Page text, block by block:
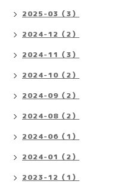
2025-03（3）
2024-12（2）
2024-11（3）
2024-10（2）
2024-09（2）
2024-08（2）
2024-06（1）
2024-01（2）
2023-12（1）